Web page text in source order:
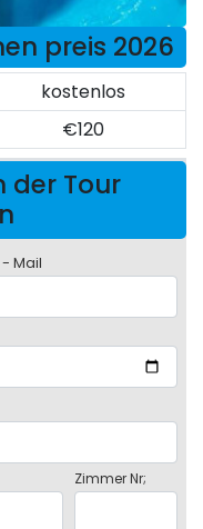
preis 2026
kostenlos
€120
der Tour
- Mail
Zimmer Nr;